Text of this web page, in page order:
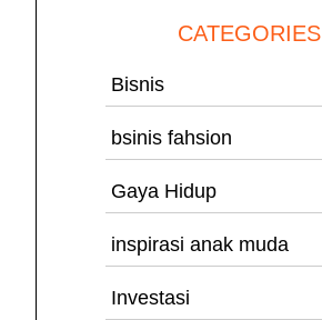
CATEGORIES
Bisnis
bsinis fahsion
Gaya Hidup
inspirasi anak muda
Investasi